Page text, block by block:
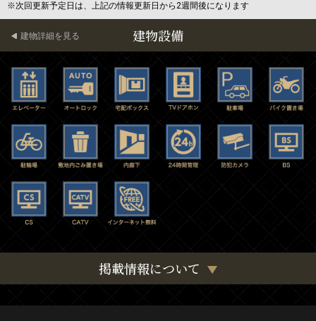
※次回更新予定日は、上記の情報更新日から2週間後になります
建物設備
建物詳細を見る
掲載情報について